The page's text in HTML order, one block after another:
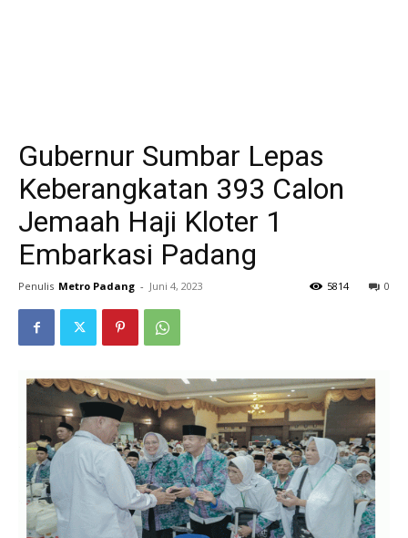
Gubernur Sumbar Lepas
Keberangkatan 393 Calon
Jemaah Haji Kloter 1
Embarkasi Padang
Penulis Metro Padang - Juni 4, 2023 0
5814